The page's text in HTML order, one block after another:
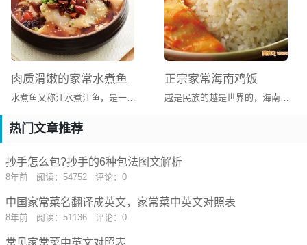
肉质滑嫩的家常水煮鱼
水煮鱼又称江水煮江鱼，是一道居住于巴蜀地区人们发明的一道菜，最早流行于四川地区（包括现重庆市）。
正宗家常海南鸡饭
越是民族的越是世界的，海南鸡饭就是这种“世界的”民族佳馔。海南鸡饭中的鸡是白切鸡，肉鲜多汁、爽滑脆嫩；饭是米饭团，鸡汤烹煮，浓郁细腻。它不只是白切鸡和米饭团的简单搭配，更深得中国传统美食文化中的浸润濡染之道，讲究的是火候的把握和食材的契合。正如电影《海南鸡饭》里张艾嘉的母亲角色，传递的是文化的包容和关爱的无边。
热门文章推荐
抄手怎么包?抄手的6种包法图文解析
8年前 阅读：54752 评论：0
中国家常菜名翻译成英文，家常菜中英文对照表
8年前 阅读：51136 评论：0